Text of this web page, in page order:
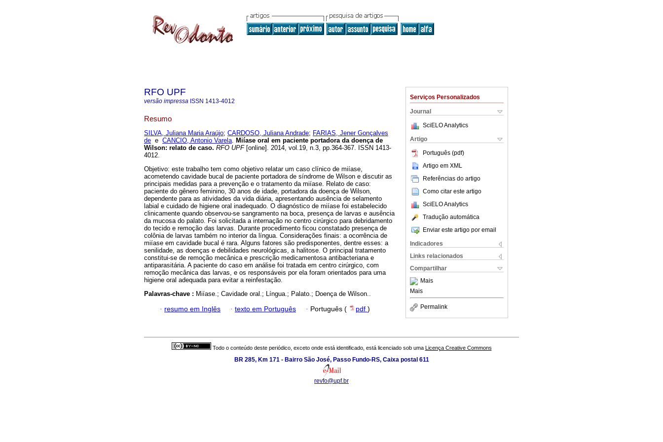
Serviços Personalizados
Journal
SciELO Analytics
Artigo
Português (pdf)
Artigo em XML
Referências do artigo
Como citar este artigo
SciELO Analytics
Tradução automática
Enviar este artigo por email
Indicadores
Links relacionados
Compartilhar
Mais
Mais
Permalink
RFO UPF
versão impressa ISSN 1413-4012
Resumo
SILVA, Juliana Maria Araújo; CARDOSO, Juliana Andrade; FARIAS, Jener Gonçalves
de e CANCIO, Antonio Varela. Miíase oral em paciente portadora da doença de
Wilson: relato de caso. RFO UPF[online]. 2014, vol.19, n.3, pp.364-367. ISSN 1413-
4012.
Objetivo: este trabalho tem como objetivo relatar um caso clínico de miíase,
acometendo cavidade bucal de paciente portadora de síndrome de Wilson e discutir as
principais medidas para a prevenção e o tratamento da miíase. Relato de caso:
paciente do gênero feminino, 30 anos de idade, portadora da doença de Wilson,
dependente para as atividades da vida diária, apresentando ausência de selamento
labial e cuidado de higiene oral inadequado. O diagnóstico de miíase foi estabelecido
clinicamente quando observou-se sangramento na boca, presença de larvas e ausência
da mucosa do palato. Foi solicitada a internação no centro cirúrgico para debridamento
do tecido e remoção das larvas. Durante procedimento ficou constatado presença de
colônia de larvas também no interior da língua. Considerações finais: a ocorrência de
miíase em cavidade bucal é rara. Alguns fatores são predisponentes, dentre esses: a
senilidade, as doenças e debilidades neurológicas, a halitose. O principal tratamento
constitui-se de remoção mecânica e prescrição medicamentosa antibacteriana e
antiparasitária. A paciente do caso em análise foi tratada em centro cirúrgico, com
remoção mecânica das larvas, e os responsáveis por ela foram orientados para uma
higiene oral adequada para evitar a reinfestação.
Palavras-chave : Miíase.; Cavidade oral.; Língua.; Palato.; Doença de Wilson..
· resumo em Inglês · texto em Português · Português ( pdf )
Todo o conteúdo deste periódico, exceto onde está identificado, está licenciado sob uma Licença Creative Commons
BR 285, Km 171 - Bairro São José, Passo Fundo-RS, Caixa postal 611
revfo@upf.br